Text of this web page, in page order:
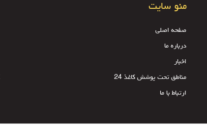
منو سایت
صفحه اصلی
درباره ما
اخبار
مناطق تحت پوشش کاغذ 24
ارتباط با ما